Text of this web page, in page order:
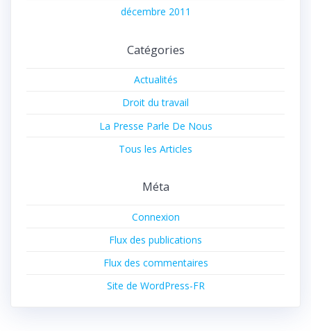
décembre 2011
Catégories
Actualités
Droit du travail
La Presse Parle De Nous
Tous les Articles
Méta
Connexion
Flux des publications
Flux des commentaires
Site de WordPress-FR